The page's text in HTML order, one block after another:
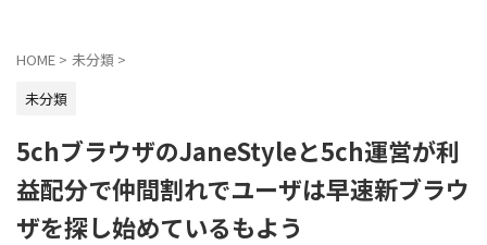
HOME > 未分類 >
未分類
5chブラウザのJaneStyleと5ch運営が利
益配分で仲間割れでユーザは早速新ブラウ
ザを探し始めているもよう